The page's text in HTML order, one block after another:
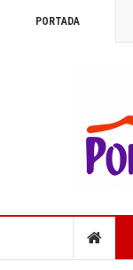
PORTADA